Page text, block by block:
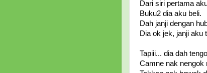
Dari siri pertama
Buku2 dia aku beli.
Dah janji dengan
Dia ok jek, janji aku
Tapiii... dia dah
Camne nak nengok